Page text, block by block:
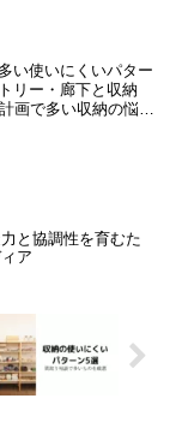
い使いにくいパター
リー・廊下と収納
画で多い収納の悩
と協調性を育むた
ア